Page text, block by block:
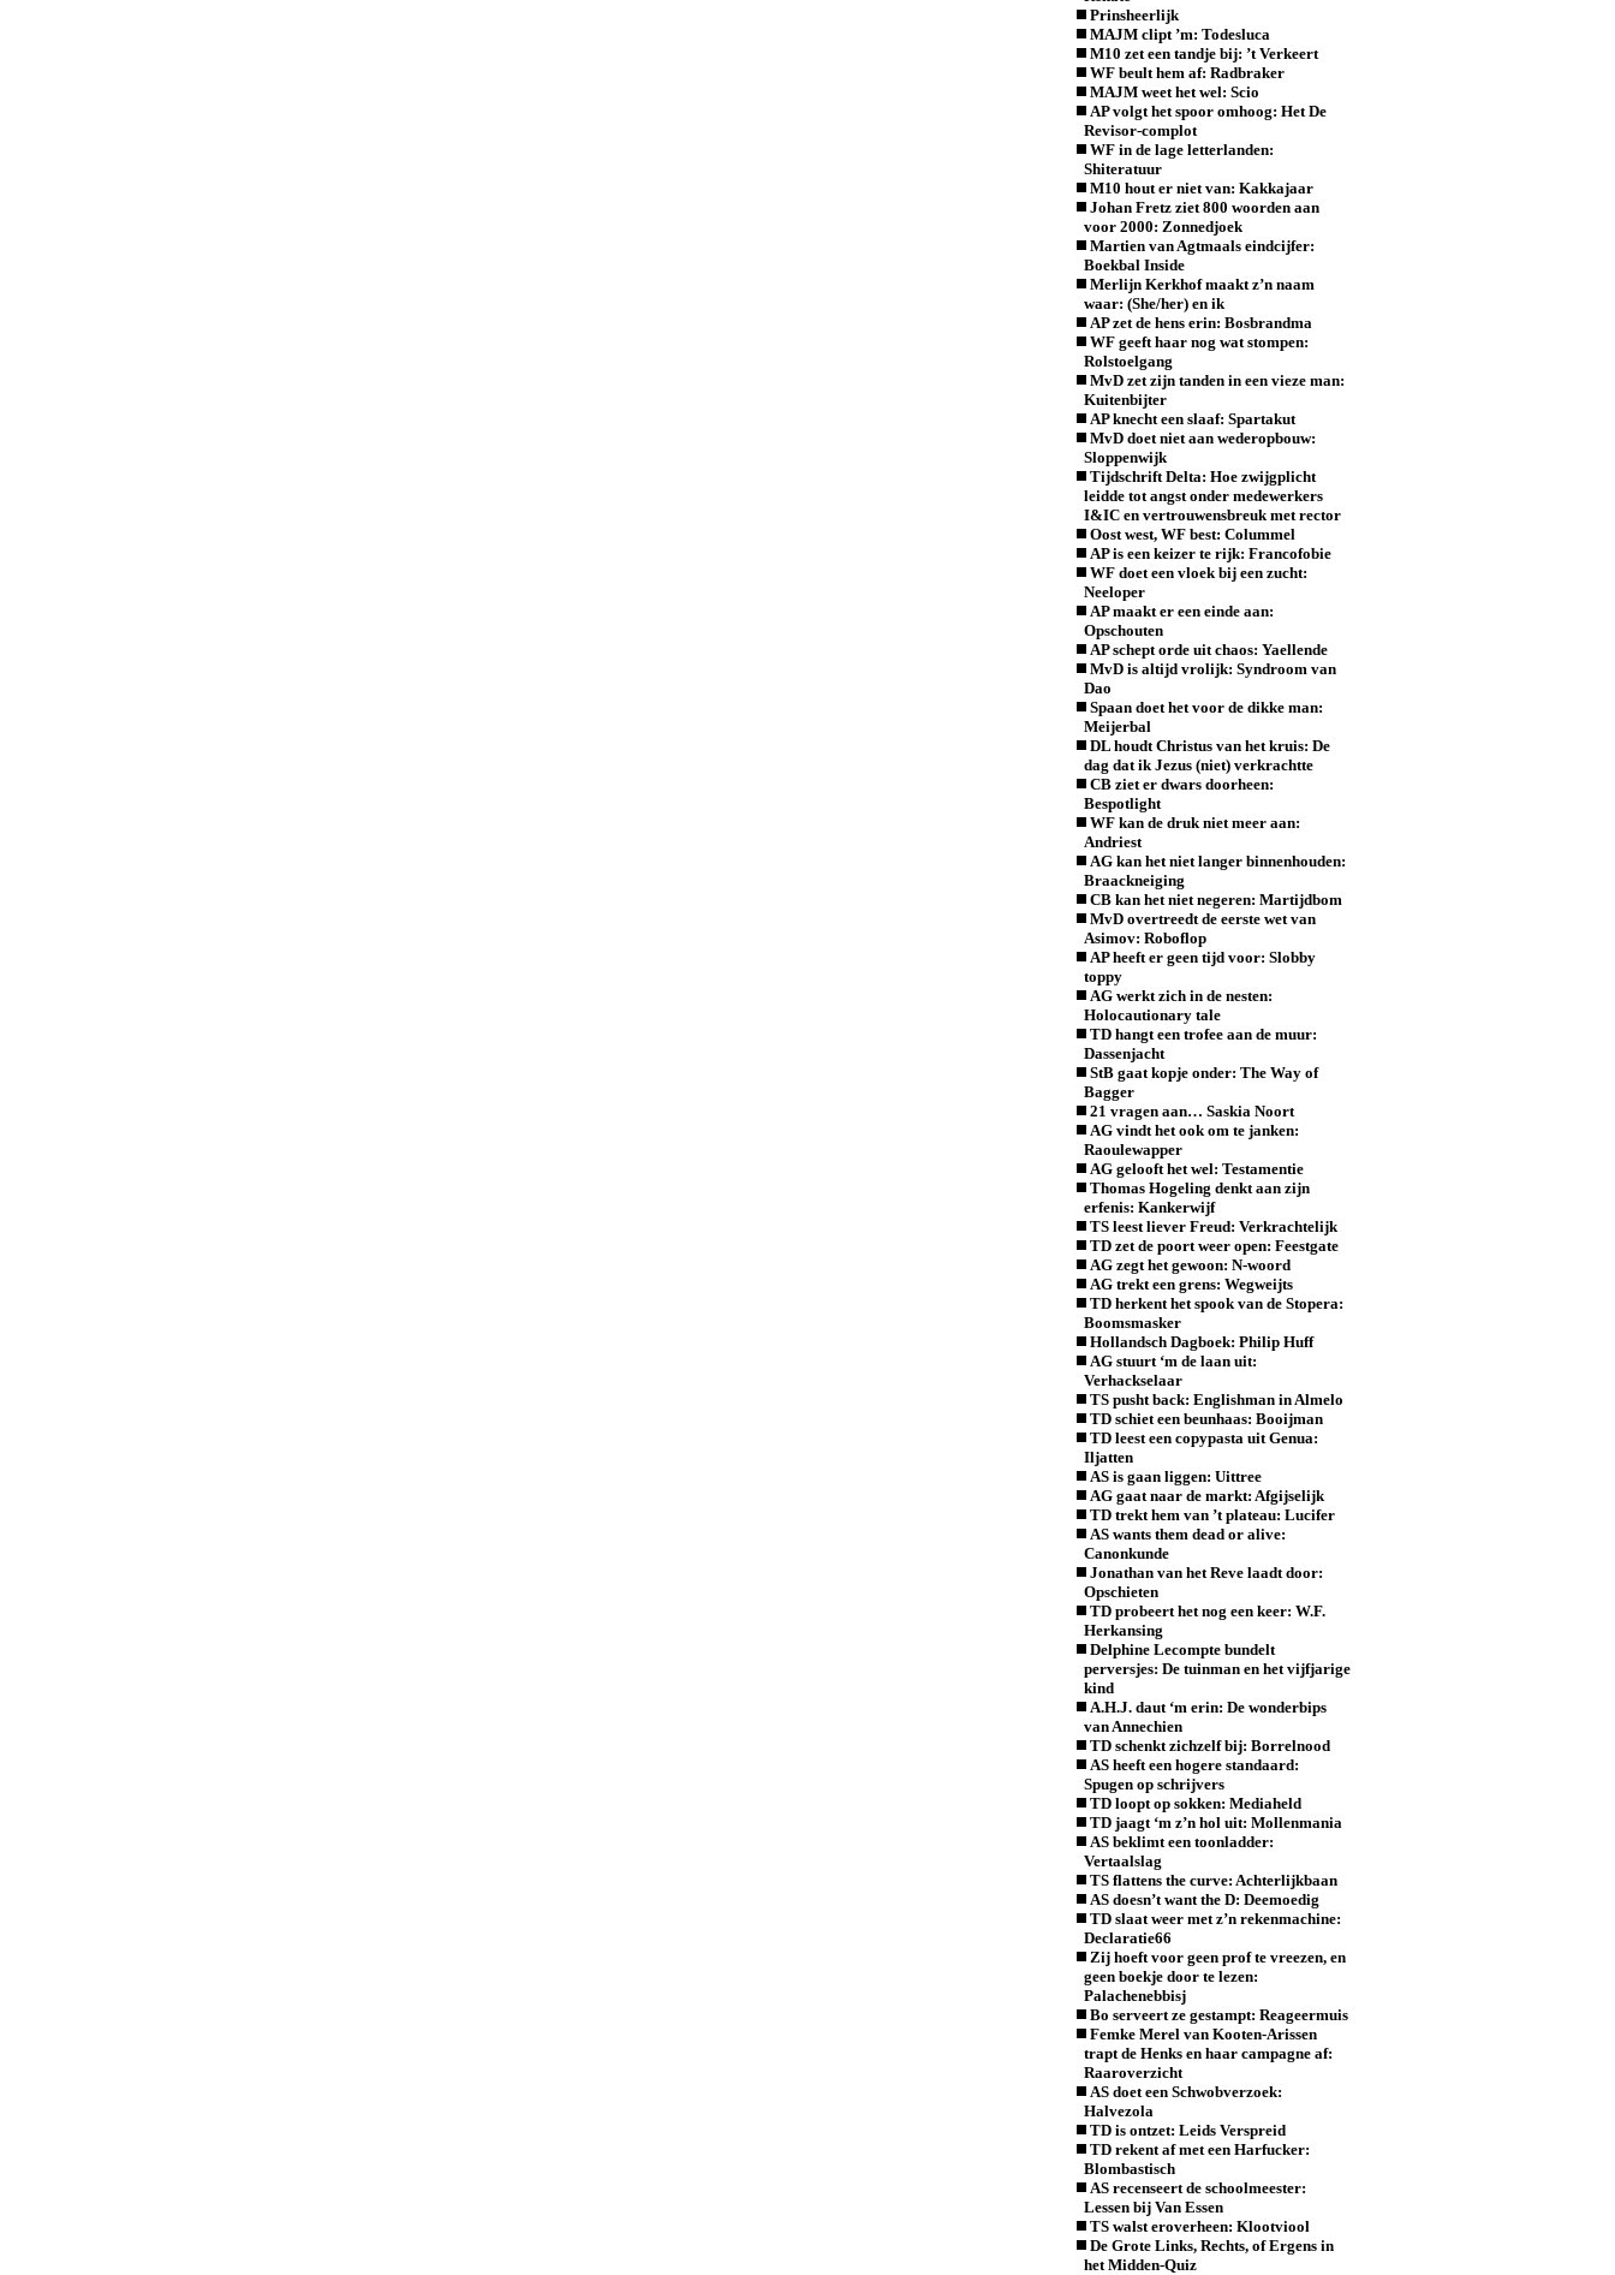
Prinsheerlijk
MAJM clipt ’m: Todesluca
M10 zet een tandje bij: ’t Verkeert
WF beult hem af: Radbraker
MAJM weet het wel: Scio
AP volgt het spoor omhoog: Het De
Revisor-complot
WF in de lage letterlanden:
Shiteratuur
M10 hout er niet van: Kakkajaar
Johan Fretz ziet 800 woorden aan
voor 2000: Zonnedjoek
Martien van Agtmaals eindcijfer:
Boekbal Inside
Merlijn Kerkhof maakt z’n naam
waar: (She/her) en ik
AP zet de hens erin: Bosbrandma
WF geeft haar nog wat stompen:
Rolstoelgang
MvD zet zijn tanden in een vieze man:
Kuitenbijter
AP knecht een slaaf: Spartakut
MvD doet niet aan wederopbouw:
Sloppenwijk
Tijdschrift Delta: Hoe zwijgplicht
leidde tot angst onder medewerkers
I&IC en vertrouwensbreuk met rector
Oost west, WF best: Colummel
AP is een keizer te rijk: Francofobie
WF doet een vloek bij een zucht:
Neeloper
AP maakt er een einde aan:
Opschouten
AP schept orde uit chaos: Yaellende
MvD is altijd vrolijk: Syndroom van
Dao
Spaan doet het voor de dikke man:
Meijerbal
DL houdt Christus van het kruis: De
dag dat ik Jezus (niet) verkrachtte
CB ziet er dwars doorheen:
Bespotlight
WF kan de druk niet meer aan:
Andriest
AG kan het niet langer binnenhouden:
Braackneiging
CB kan het niet negeren: Martijdbom
MvD overtreedt de eerste wet van
Asimov: Roboflop
AP heeft er geen tijd voor: Slobby
toppy
AG werkt zich in de nesten:
Holocautionary tale
TD hangt een trofee aan de muur:
Dassenjacht
StB gaat kopje onder: The Way of
Bagger
21 vragen aan… Saskia Noort
AG vindt het ook om te janken:
Raoulewapper
AG gelooft het wel: Testamentie
Thomas Hogeling denkt aan zijn
erfenis: Kankerwijf
TS leest liever Freud: Verkrachtelijk
TD zet de poort weer open: Feestgate
AG zegt het gewoon: N-woord
AG trekt een grens: Wegweijts
TD herkent het spook van de Stopera:
Boomsmasker
Hollandsch Dagboek: Philip Huff
AG stuurt ‘m de laan uit:
Verhackselaar
TS pusht back: Englishman in Almelo
TD schiet een beunhaas: Booijman
TD leest een copypasta uit Genua:
Iljatten
AS is gaan liggen: Uittree
AG gaat naar de markt: Afgijselijk
TD trekt hem van ’t plateau: Lucifer
AS wants them dead or alive:
Canonkunde
Jonathan van het Reve laadt door:
Opschieten
TD probeert het nog een keer: W.F.
Herkansing
Delphine Lecompte bundelt
perversjes: De tuinman en het vijfjarige
kind
A.H.J. daut ‘m erin: De wonderbips
van Annechien
TD schenkt zichzelf bij: Borrelnood
AS heeft een hogere standaard:
Spugen op schrijvers
TD loopt op sokken: Mediaheld
TD jaagt ‘m z’n hol uit: Mollenmania
AS beklimt een toonladder:
Vertaalslag
TS flattens the curve: Achterlijkbaan
AS doesn’t want the D: Deemoedig
TD slaat weer met z’n rekenmachine:
Declaratie66
Zij hoeft voor geen prof te vreezen, en
geen boekje door te lezen:
Palachenebbisj
Bo serveert ze gestampt: Reageermuis
Femke Merel van Kooten-Arissen
trapt de Henks en haar campagne af:
Raaroverzicht
AS doet een Schwobverzoek:
Halvezola
TD is ontzet: Leids Verspreid
TD rekent af met een Harfucker:
Blombastisch
AS recenseert de schoolmeester:
Lessen bij Van Essen
TS walst eroverheen: Klootviool
De Grote Links, Rechts, of Ergens in
het Midden-Quiz